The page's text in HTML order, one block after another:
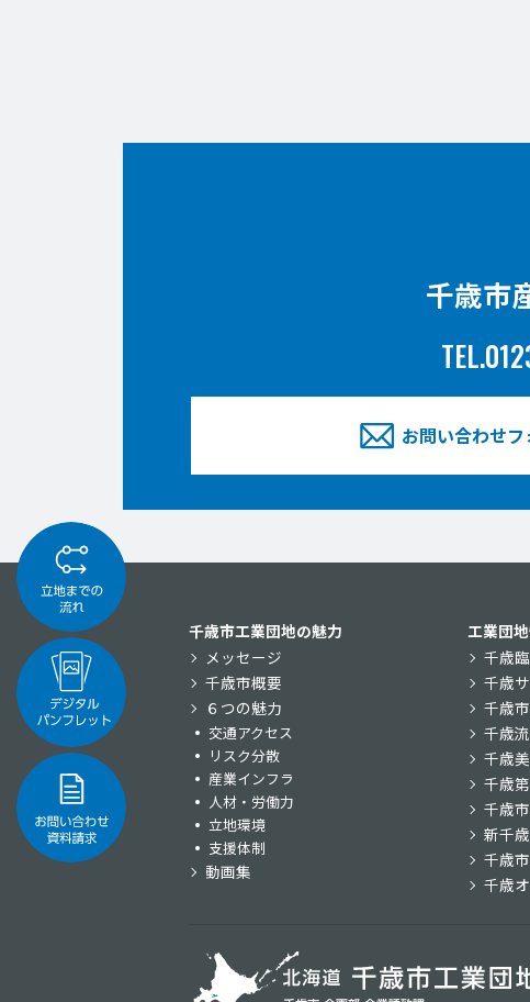
千歳市
お問い合わせフ
千歳市工業団地の魅力
メッセージ
千歳市概要
６つの魅力
交通アクセス
リスク分散
産業インフラ
人材・労働力
立地環境
支援体制
動画集
工業団
千歳
千歳
千歳
千歳
千歳
千歳
千歳
新千
千歳
千歳